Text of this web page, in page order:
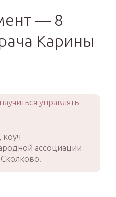
— 8
Карины
коуч
ассоциации